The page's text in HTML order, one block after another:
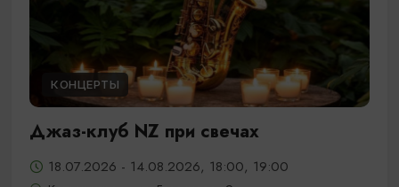
КОНЦЕРТЫ
Джаз-клуб NZ при свечах
18.07.2026 - 14.08.2026, 18:00, 19:00